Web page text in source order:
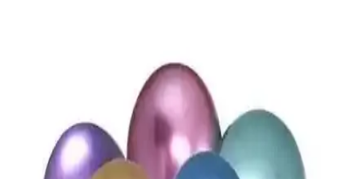
dekorasyonunu seçmenize yardımcı oluyoruz.
Düvenci Ticaret Lüks 1 Yaş Doğum Günü Balon
Setleri ve Dekorasyon Seçenekleri
Düvenci Ticaret'in iki lüks 1 yaş doğum günü balon seti, renkli ve
dayanıklı seçenekler sunar. Balonlar, yüksek kalite ve görsel cazibesi
ile kutlamalarınıza özel dokunuşlar katıyor.